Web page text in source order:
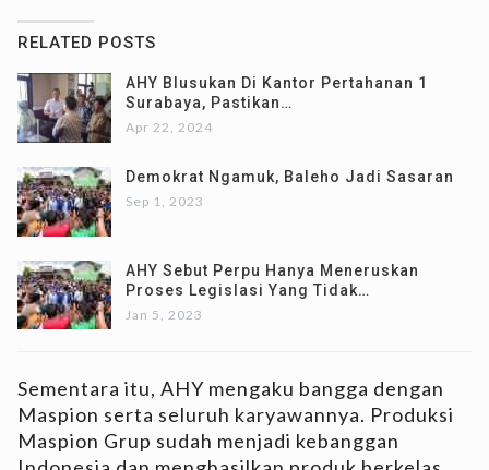
RELATED POSTS
AHY Blusukan Di Kantor Pertahanan 1
Surabaya, Pastikan…
Apr 22, 2024
Demokrat Ngamuk, Baleho Jadi Sasaran
Sep 1, 2023
AHY Sebut Perpu Hanya Meneruskan
Proses Legislasi Yang Tidak…
Jan 5, 2023
Sementara itu, AHY mengaku bangga dengan
Maspion serta seluruh karyawannya. Produksi
Maspion Grup sudah menjadi kebanggan